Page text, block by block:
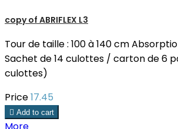
copy of ABRIFLEX L3
Tour de taille : 100 à 140 cm
Sachet de 14 culottes / carton de 6
culottes)
Price17.45
 Add to cart